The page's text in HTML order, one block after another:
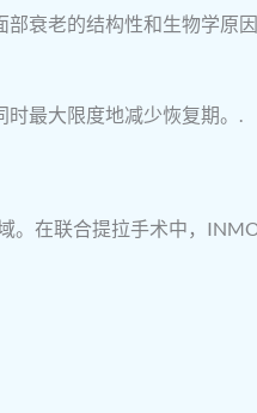
部衰老的结构性和生物学原
最大限度地减少恢复期。.
。在联合提拉手术中，